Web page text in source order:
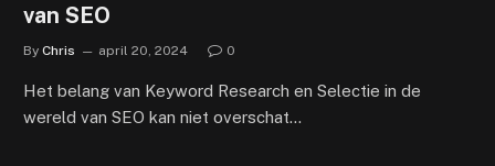
van SEO
By Chris april 20, 2024 0
Het belang van Keyword Research en Selectie in de
wereld van SEO kan niet overschat…